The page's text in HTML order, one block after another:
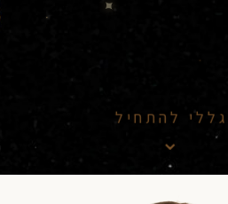
גללי להתחיל
⌄